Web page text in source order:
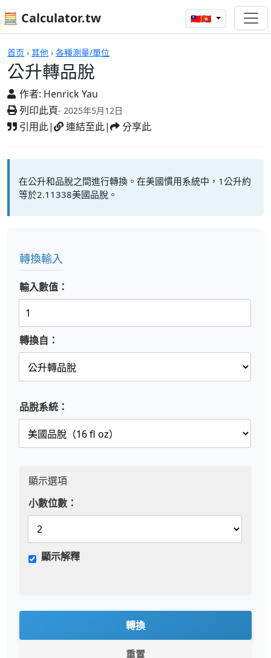
🧮 Calculator.tw 🇹🇼🇭🇰
首页 › 其他 › 各種測量/單位
公升轉品脫
作者: Henrick Yau
列印此頁- 2025年5月12日
引用此| 連結至此| 分享此
計算機
在公升和品脫之間進行轉換。在美國慣用系統中，1公升約
等於2.11338美國品脫。
轉換輸入
輸入數值：
轉換自：
品脫系統：
顯示選項
小數位數：
顯示解釋
轉換
重置